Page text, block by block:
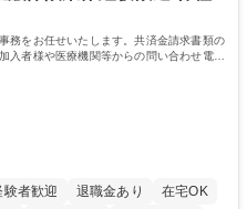
と挑戦を全力で応援します。 学
修学校 高校 語学力： 資格：日商
検定3級
務をお任せいたします。共済金請求書類の
入者様や医療機関等からの問い合わせ電話
験者歓迎 退職金あり
在宅OK